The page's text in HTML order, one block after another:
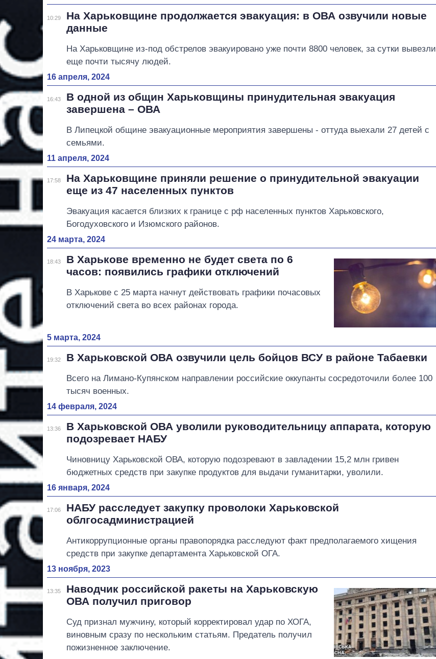
10:29
На Харьковщине продолжается эвакуация: в ОВА озвучили новые
данные
На Харьковщине из-под обстрелов эвакуировано уже почти 8800 человек, за сутки вывезли
еще почти тысячу людей.
16 апреля, 2024
16:43
В одной из общин Харьковщины принудительная эвакуация
завершена – ОВА
В Липецкой общине эвакуационные мероприятия завершены - оттуда выехали 27 детей с
семьями.
11 апреля, 2024
17:58
На Харьковщине приняли решение о принудительной эвакуации
еще из 47 населенных пунктов
Эвакуация касается близких к границе с рф населенных пунктов Харьковского,
Богодуховского и Изюмского районов.
24 марта, 2024
18:43
В Харькове временно не будет света по 6
часов: появились графики отключений
В Харькове с 25 марта начнут действовать графики почасовых
отключений света во всех районах города.
5 марта, 2024
19:32 В Харьковской ОВА озвучили цель бойцов ВСУ в районе Табаевки
Всего на Лимано-Купянском направлении российские оккупанты сосредоточили более 100
тысяч военных.
14 февраля, 2024
13:36
В Харьковской ОВА уволили руководительницу аппарата, которую
подозревает НАБУ
Чиновницу Харьковской ОВА, которую подозревают в завладении 15,2 млн гривен
бюджетных средств при закупке продуктов для выдачи гуманитарки, уволили.
16 января, 2024
17:06
НАБУ расследует закупку проволоки Харьковской
облгосадминистрацией
Антикоррупционные органы правопорядка расследуют факт предполагаемого хищения
средств при закупке департамента Харьковской ОГА.
13 ноября, 2023
13:35
Наводчик российской ракеты на Харьковскую
ОВА получил приговор
Суд признал мужчину, который корректировал удар по ХОГА,
виновным сразу по нескольким статьям. Предатель получил
пожизненное заключение.